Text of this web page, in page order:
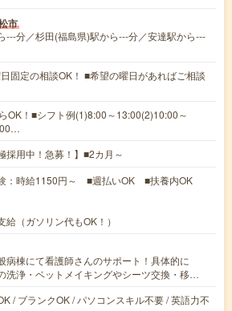
市
---分／杉田(福島県)駅から---分／安達駅から---
固定の相談OK！ ■希望の曜日があればご相談
OK！■シフト例(1)8:00～13:00(2)10:00～
採用中！急募！】■2カ月～
：時給1150円～ ■週払いOK ■扶養内OK
給（ガソリン代もOK！）
病棟にて看護師さんのサポート！具体的に
洗浄・ベットメイキングやシーツ交換・移…
/ ブランクOK / パソコンスキル不要 / 英語力不